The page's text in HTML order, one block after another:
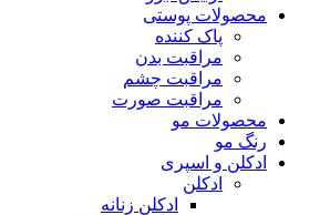
محصولات پوستی
پاک کننده
مراقبت بدن
مراقبت چشم
مراقبت صورت
محصولات مو
رنگ مو
ادکلن و اسپری
ادکلن
ادکلن زنانه